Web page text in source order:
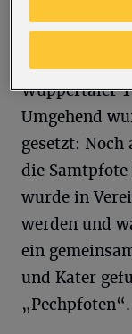
Am 11. Mai
Wuppertaler
Umgehend
gesetzt: Noch
die
wurde in
werden und
ein
und Kater
„Pechpfoten“.